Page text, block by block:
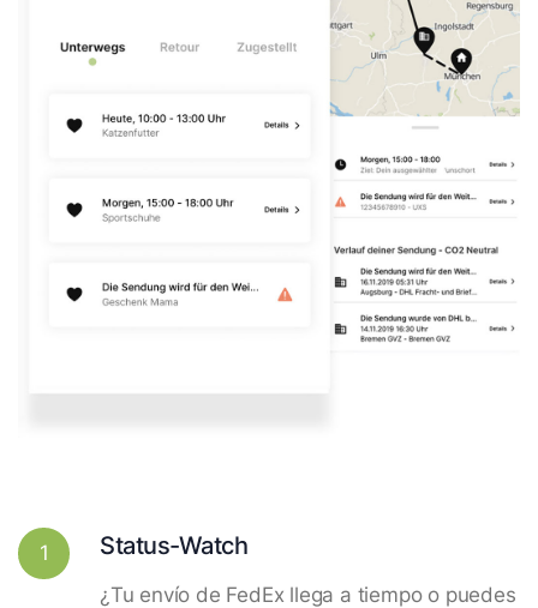
1 Status-Watch
¿Tu envío de FedEx llega a tiempo o puedes